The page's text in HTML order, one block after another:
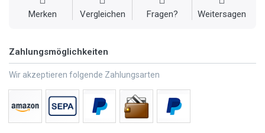
Merken Vergleichen Fragen? Weitersagen
Zahlungsmöglichkeiten
Wir akzeptieren folgende Zahlungsarten